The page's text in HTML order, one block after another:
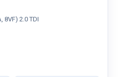
8VF) 2.0 TDI